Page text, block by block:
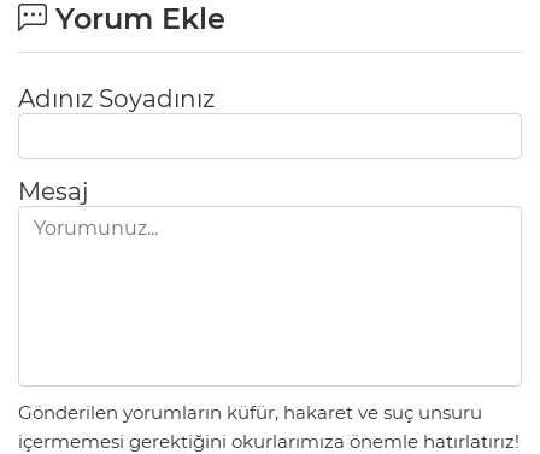
Yorum Ekle
Adınız Soyadınız
Mesaj
Gönderilen yorumların küfür, hakaret ve suç unsuru
içermemesi gerektiğini okurlarımıza önemle hatırlatırız!